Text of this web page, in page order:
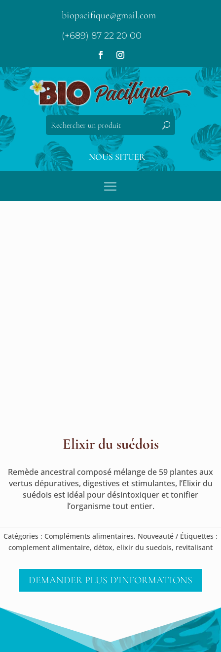
biopacifique@gmail.com
(+689) 87 22 20 00
NOUS SITUER
Elixir du suédois
Remède ancestral composé mélange de 59 plantes aux
vertus dépuratives, digestives et stimulantes, l’Elixir du
suédois est idéal pour désintoxiquer et tonifier
l’organisme tout entier.
Catégories : Compléments alimentaires, Nouveauté
Étiquettes :
complement alimentaire, détox, elixir du suedois, revitalisant
DEMANDER PLUS D'INFORMATIONS